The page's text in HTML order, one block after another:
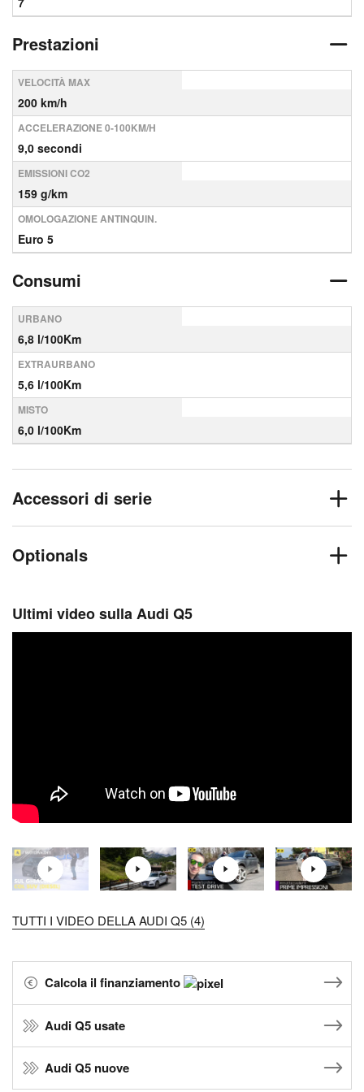
Prestazioni
VELOCITÀ MAX
200 km/h
ACCELERAZIONE 0-100KM/H
9,0 secondi
EMISSIONI CO2
159 g/km
OMOLOGAZIONE ANTINQUIN.
Euro 5
Consumi
URBANO
6,8 l/100Km
EXTRAURBANO
5,6 l/100Km
MISTO
6,0 l/100Km
Accessori di serie
Optionals
Ultimi video sulla Audi Q5
TUTTI I VIDEO DELLA AUDI Q5 (4)
Calcola il finanziamento
Audi Q5 usate
Audi Q5 nuove